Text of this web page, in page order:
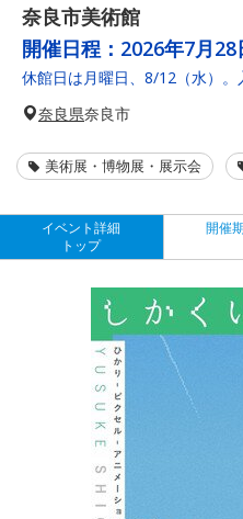
奈良市美術館
開催日程： 2026年7月
休館日は月曜日、8/12（水）。
奈良県奈良市
美術展・博物展・展示会
イベント詳細
トップ
開催